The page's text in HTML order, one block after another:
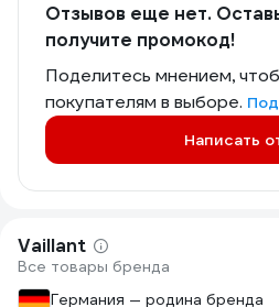
Отзывов еще нет.
получите промокод!
Поделитесь мнением,
покупателям в выборе.
Написать
Vaillant
Все товары бренда
Германия — родина бренда